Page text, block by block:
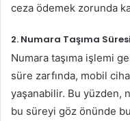
ceza ödemek zorunda
2. Numara Taşıma Süresi
Numara taşıma işlemi
süre zarfında, mobil
yaşanabilir. Bu yüzden,
bu süreyi göz önünde